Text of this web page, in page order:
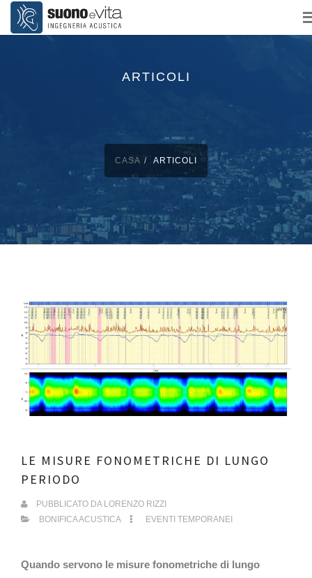
ARTICOLI
CASA ARTICOLI
LE MISURE FONOMETRICHE DI LUNGO
PERIODO
PUBBLICATO DA LORENZO RIZZI
BONIFICA ACUSTICA
EVENTI TEMPORANEI
Quando servono le misure fonometriche di lungo